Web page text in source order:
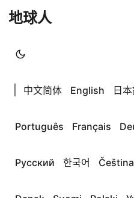
地球人
中文简体 English 日
Português Français
Русский 한국어 Čeština